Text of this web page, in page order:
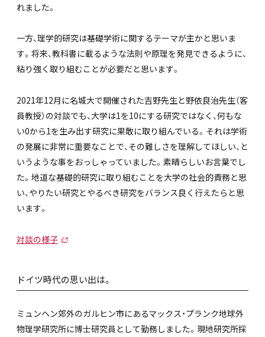
れました。
一方、理学的研究は基礎学術に関するテーマが主かと思いま
す。将来、教科書に載るような法則や原理を発見できるように、
粘り強く取り組むことが必要だと思います。
2021年12月に名城大で開催された吉野先生と野依良治先生（客
員教授）の対談でも、大学は1を10にする研究ではなく、何もな
い0から1を生み出す研究に果敢に取り組んでいる。それは学術
の発展に非常に重要なことで、その難しさを理解してほしい、と
いうような事をおっしゃっていました。素晴らしいお言葉でし
た。地道な基礎的研究に取り組むことを大学の社会的責務と思
い、やりたい研究とやるべき研究をバランス良く行えたらと思
います。
対談の様子
ドイツ時代の思い出は。
ミュンヘン郊外のガルヒン市にあるマックス・プランク地球外
物理学研究所に博士研究員として勤務しました。現地研究所採